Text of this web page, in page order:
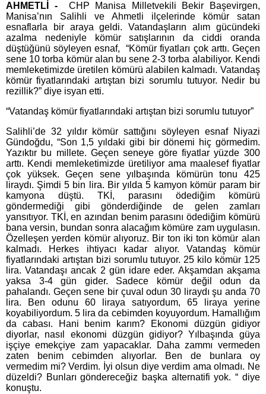
AHMETLİ -
CHP Manisa Milletvekili Bekir Başevirgen,
Manisa’nın Salihli ve Ahmetli ilçelerinde kömür satan
esnaflarla bir araya geldi. Vatandaşların alım gücündeki
azalma nedeniyle kömür satışlarının da ciddi oranda
düştüğünü söyleyen esnaf, “Kömür fiyatları çok arttı. Geçen
sene 10 torba kömür alan bu sene 2-3 torba alabiliyor. Kendi
memleketimizde üretilen kömürü alabilen kalmadı. Vatandaş
kömür fiyatlarındaki artıştan bizi sorumlu tutuyor. Nedir bu
rezillik?” diye isyan etti.
“Vatandaş kömür fiyatlarındaki artıştan bizi sorumlu tutuyor”
Salihli’de 32 yıldır kömür sattığını söyleyen esnaf Niyazi
Gündoğdu, “Son 1,5 yıldaki gibi bir dönemi hiç görmedim.
Yazıktır bu millete. Geçen seneye göre fiyatlar yüzde 300
arttı. Kendi memleketimizde üretiliyor ama maalesef fiyatlar
çok yüksek. Geçen sene yılbaşında kömürün tonu 425
liraydı. Şimdi 5 bin lira. Bir yılda 5 kamyon kömür param bir
kamyona düştü. TKİ, parasını ödediğim kömürü
göndermediği gibi gönderdiğinde de gelen zamları
yansıtıyor. TKİ, en azından benim parasını ödediğim kömürü
bana versin, bundan sonra alacağım kömüre zam uygulasın.
Özelleşen yerden kömür alıyoruz. Bir ton iki ton kömür alan
kalmadı. Herkes ihtiyacı kadar alıyor. Vatandaş kömür
fiyatlarındaki artıştan bizi sorumlu tutuyor. 25 kilo kömür 125
lira. Vatandaşı ancak 2 gün idare eder. Akşamdan akşama
yaksa 3-4 gün gider. Sadece kömür değil odun da
pahalandı. Geçen sene bir çuval odun 30 liraydı şu anda 70
lira. Ben odunu 60 liraya satıyordum, 65 liraya yerine
koyabiliyordum. 5 lira da cebimden koyuyordum. Hamallığım
da cabası. Hani benim karım? Ekonomi düzgün gidiyor
diyorlar, nasıl ekonomi düzgün gidiyor? Yılbaşında güya
işçiye emekçiye zam yapacaklar. Daha zammı vermeden
zaten benim cebimden alıyorlar. Ben de bunlara oy
vermedim mi? Verdim. İyi olsun diye verdim ama olmadı. Ne
düzeldi? Bunları göndereceğiz başka alternatifi yok. “ diye
konuştu.